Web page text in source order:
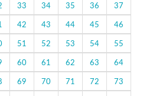
33 34 35 36
37
42 43 44 45
46
51 52 53 54
55
60 61 62 63
64
69 70 71 72
73